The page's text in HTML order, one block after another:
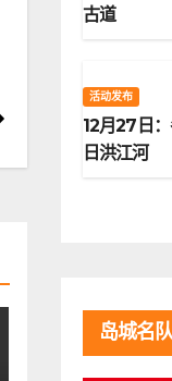
古道
活动发布
12月27日
日洪江河
岛城名队